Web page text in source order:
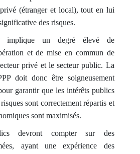
(étranger et local), tout en lui
des risques.
implique un degré élevé de
et de mise en commun de
privé et le secteur public. La
doit donc être soigneusement
garantir que les intérêts publics
sont correctement répartis et
sont maximisés.
devront compter sur des
ayant une expérience des